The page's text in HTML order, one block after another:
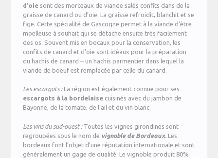
d’oie sont des morceaux de viande salés confits dans de la
graisse de canard ou d’oie. La graisse refroidit, blanchit et se
fige. Cette spécialité de Gascogne permet à la viande d’être
moelleuse à souhait qui se détache ensuite très facilement
des os. Souvent mis en bocaux pour la conservation, les
confits de canard et d’oie sont idéaux pour la préparation
du hachis de canard – un hachis parmentier dans lequel la
viande de boeuf est remplacée par celle du canard.
Les escargots :La région est également connue pour ses
escargots à la bordelaise cuisinés avec du jambon de
Bayonne, de la tomate, de l’ail et du vin blanc.
Les vins du sud-ouest : Toutes les vignes girondines sont
regroupées sous le nom de vignoble de Bordeaux.Les
bordeaux font l’objet d’une réputation internationale et sont
généralement un gage de qualité. Le vignoble produit 80%